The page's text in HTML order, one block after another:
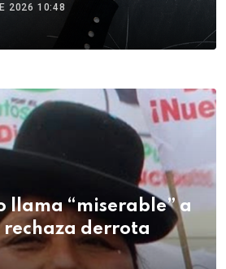
2026 10:48
llama “miserable” a
derrota